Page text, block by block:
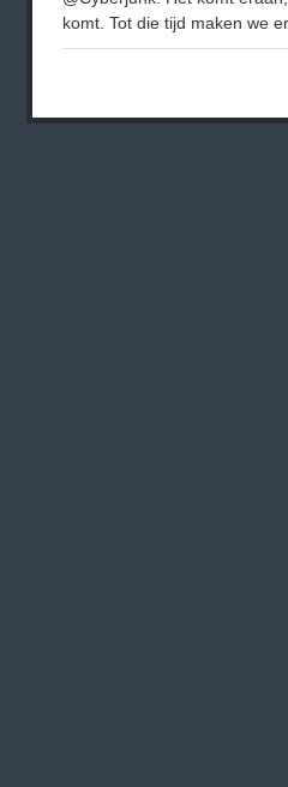
komt. Tot die tijd maken we